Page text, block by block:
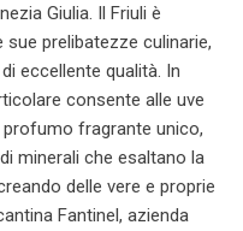
Giulia. Il Friuli è
prelibatezze culinarie,
eccellente qualità. In
consente alle uve
profumo fragrante unico,
minerali che esaltano la
delle vere e proprie
Fantinel, azienda